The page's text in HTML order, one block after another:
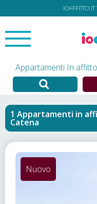
IOAFFITTO.IT
Appartamenti In
Appartamenti in
Catena
Nuovo